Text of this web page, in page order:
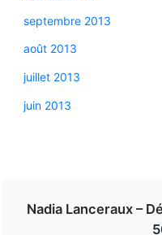
septembre 2013
août 2013
juillet 2013
juin 2013
Nadia Lanceraux –